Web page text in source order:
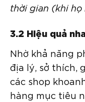
thời gian (khi họ
3.2 Hiệu quả
Nhờ khả năng
địa lý, sở thích,
các shop
hàng mục tiêu